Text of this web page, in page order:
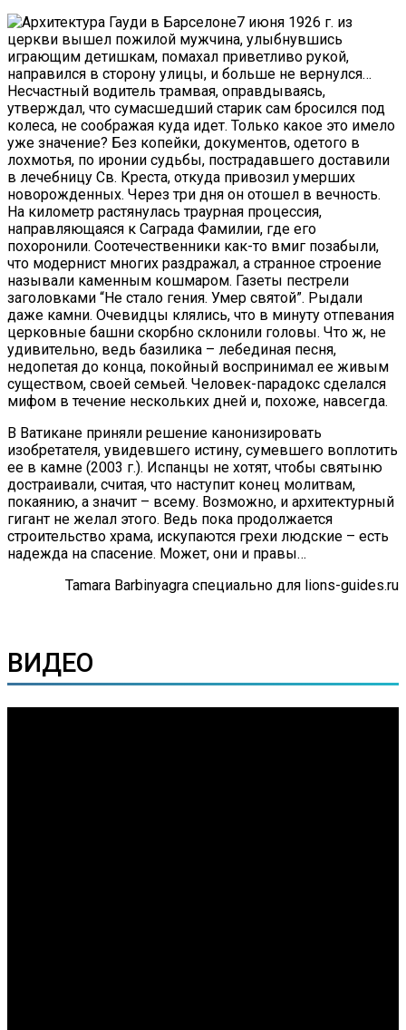
7 июня 1926 г. из
церкви вышел пожилой мужчина, улыбнувшись
играющим детишкам, помахал приветливо рукой,
направился в сторону улицы, и больше не вернулся…
Несчастный водитель трамвая, оправдываясь,
утверждал, что сумасшедший старик сам бросился под
колеса, не соображая куда идет. Только какое это имело
уже значение? Без копейки, документов, одетого в
лохмотья, по иронии судьбы, пострадавшего доставили
в лечебницу Св. Креста, откуда привозил умерших
новорожденных. Через три дня он отошел в вечность.
На километр растянулась траурная процессия,
направляющаяся к Саграда Фамилии, где его
похоронили. Соотечественники как-то вмиг позабыли,
что модернист многих раздражал, а странное строение
называли каменным кошмаром. Газеты пестрели
заголовками “Не стало гения. Умер святой”. Рыдали
даже камни. Очевидцы клялись, что в минуту отпевания
церковные башни скорбно склонили головы. Что ж, не
удивительно, ведь базилика – лебединая песня,
недопетая до конца, покойный воспринимал ее живым
существом, своей семьей. Человек-парадокс сделался
мифом в течение нескольких дней и, похоже, навсегда.
В Ватикане приняли решение канонизировать
изобретателя, увидевшего истину, сумевшего воплотить
ее в камне (2003 г.). Испанцы не хотят, чтобы святыню
достраивали, считая, что наступит конец молитвам,
покаянию, а значит – всему. Возможно, и архитектурный
гигант не желал этого. Ведь пока продолжается
строительство храма, искупаются грехи людские – есть
надежда на спасение. Может, они и правы…
Tamara Barbinyagra специально для lions-guides.ru
ВИДЕО